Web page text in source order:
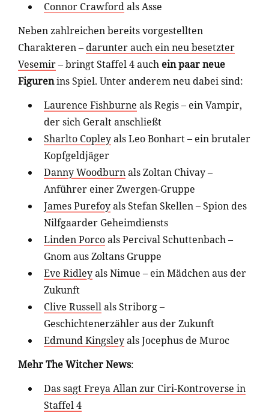
Connor Crawfordals Asse
Neben zahlreichen bereits vorgestellten
Charakteren – darunter auch ein neu besetzter
Vesemir– bringt Staffel 4 auch ein paar neue
Figurenins Spiel. Unter anderem neu dabei sind:
Laurence Fishburne als Regis – ein Vampir,
der sich Geralt anschließt
Sharlto Copleyals Leo Bonhart – ein brutaler
Kopfgeldjäger
Danny Woodburnals Zoltan Chivay –
Anführer einer Zwergen-Gruppe
James Purefoyals Stefan Skellen – Spion des
Nilfgaarder Geheimdiensts
Linden Porcoals Percival Schuttenbach –
Gnom aus Zoltans Gruppe
Eve Ridleyals Nimue – ein Mädchen aus der
Zukunft
Clive Russellals Striborg –
Geschichtenerzähler aus der Zukunft
Edmund Kingsleyals Jocephus de Muroc
Mehr The Witcher News:
Das sagt Freya Allan zur Ciri-Kontroverse in
Staffel 4